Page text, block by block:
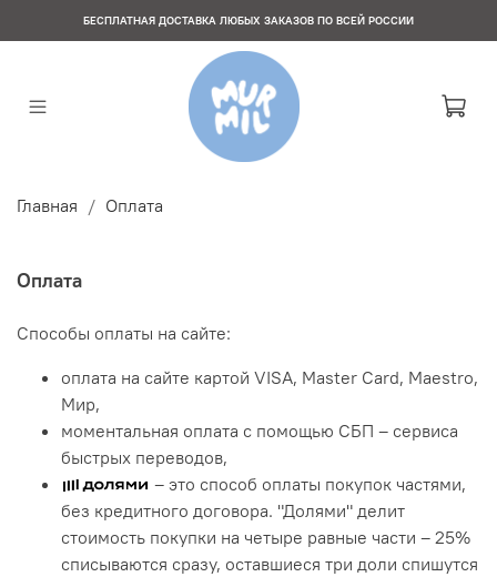
БЕСПЛАТНАЯ ДОСТАВКА ЛЮБЫХ ЗАКАЗОВ ПО ВСЕЙ РОССИИ
Главная Оплата
Оплата
Способы оплаты на сайте:
оплата на сайте картой VISA, Master Card, Maestro,
Мир,
моментальная оплата с помощью СБП – сервиса
быстрых переводов,
– это способ оплаты покупок частями,
без кредитного договора. "Долями" делит
стоимость покупки на четыре равные части – 25%
списываются сразу, оставшиеся три доли спишутся